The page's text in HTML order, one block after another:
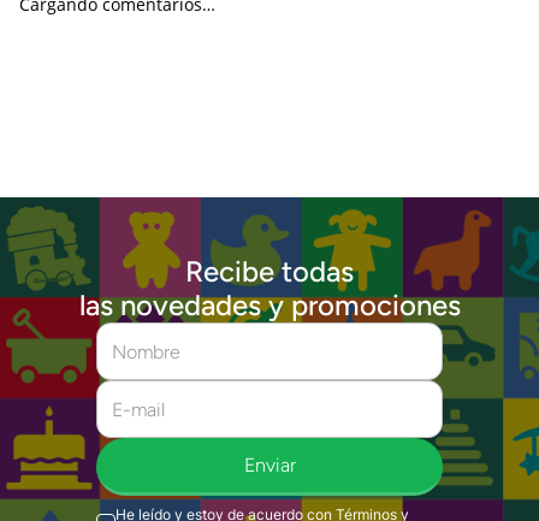
Recibe todas
las novedades y promociones
Enviar
He leído y estoy de acuerdo con Términos y